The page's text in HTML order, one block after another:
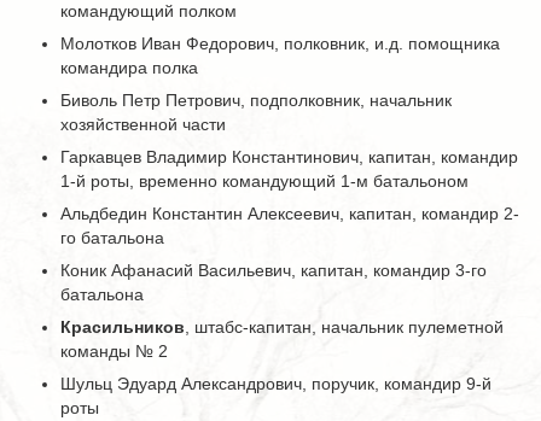
командующий полком
Молотков Иван Федорович, полковник, и.д. помощника
командира полка
Биволь Петр Петрович, подполковник, начальник
хозяйственной части
Гаркавцев Владимир Константинович, капитан, командир
1-й роты, временно командующий 1-м батальоном
Альдбедин Константин Алексеевич, капитан, командир 2-
го батальона
Коник Афанасий Васильевич, капитан, командир 3-го
батальона
Красильников , штабс-капитан, начальник пулеметной
команды № 2
Шульц Эдуард Александрович, поручик, командир 9-й
роты